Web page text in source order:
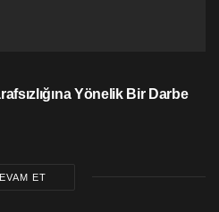
Yönelik Bir Darbe
ET